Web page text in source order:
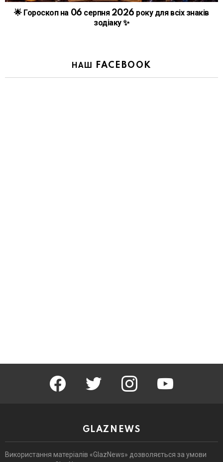
🌟 Гороскоп на 06 серпня 2026 року для всіх знаків
зодіаку ✨
НАШ FACEBOOK
facebook twitter instagram
GLAZNEWS
Використання матеріалів «GlazNews» дозволяється за умови